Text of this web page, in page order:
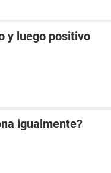
y luego positivo
igualmente?